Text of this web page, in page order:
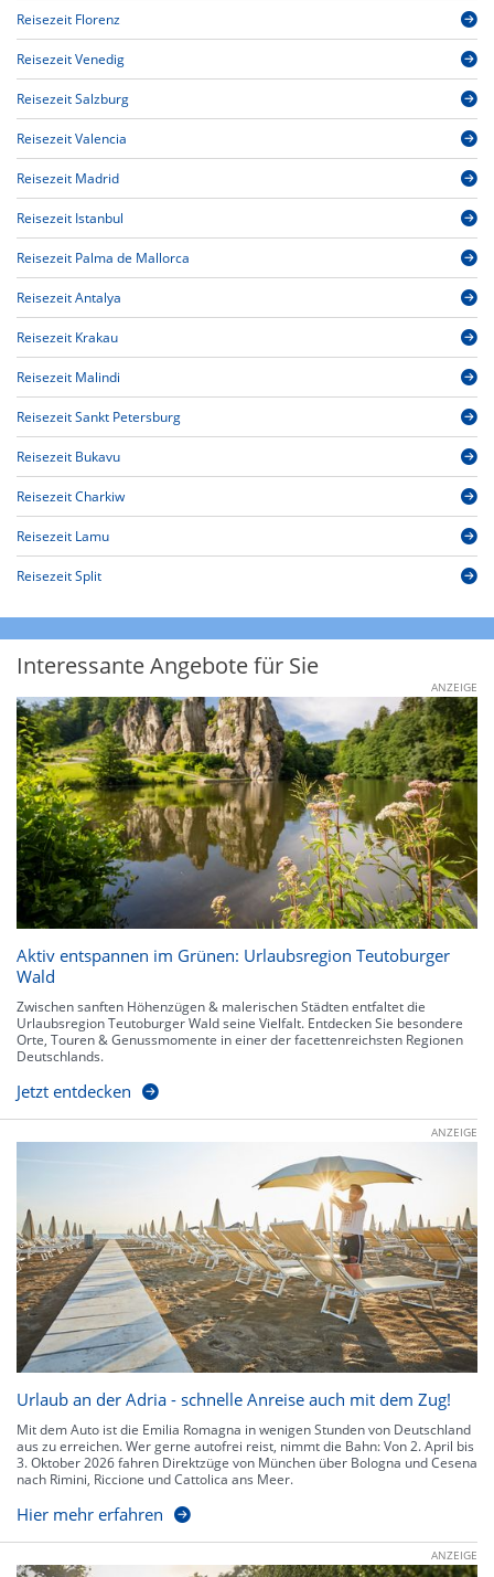
Reisezeit Florenz
Reisezeit Venedig
Reisezeit Salzburg
Reisezeit Valencia
Reisezeit Madrid
Reisezeit Istanbul
Reisezeit Palma de Mallorca
Reisezeit Antalya
Reisezeit Krakau
Reisezeit Malindi
Reisezeit Sankt Petersburg
Reisezeit Bukavu
Reisezeit Charkiw
Reisezeit Lamu
Reisezeit Split
Interessante Angebote für Sie
ANZEIGE
Aktiv entspannen im Grünen: Urlaubsregion Teutoburger
Wald
Zwischen sanften Höhenzügen & malerischen Städten entfaltet die
Urlaubsregion Teutoburger Wald seine Vielfalt. Entdecken Sie besondere
Orte, Touren & Genussmomente in einer der facettenreichsten Regionen
Deutschlands.
Jetzt entdecken
ANZEIGE
Urlaub an der Adria - schnelle Anreise auch mit dem Zug!
Mit dem Auto ist die Emilia Romagna in wenigen Stunden von Deutschland
aus zu erreichen. Wer gerne autofrei reist, nimmt die Bahn: Von 2. April bis
3. Oktober 2026 fahren Direktzüge von München über Bologna und Cesena
nach Rimini, Riccione und Cattolica ans Meer.
Hier mehr erfahren
ANZEIGE